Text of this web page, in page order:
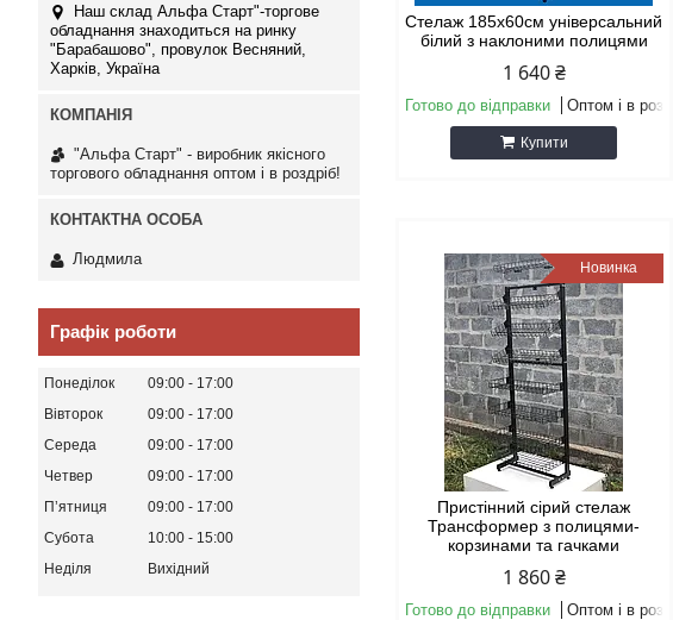
Стелаж 185х60см універсальний
білий з наклоними полицями
1 640 ₴
Готово до відправки Оптом і в
Купити
Новинка
Пристінний сірий стелаж
Трансформер з полицями-
корзинами та гачками
1 860 ₴
Готово до відправки Оптом і в
Наш склад Альфа Старт"-торгове
обладнання знаходиться на ринку
"Барабашово", провулок Весняний,
Харків, Україна
"Альфа Старт" - виробник якісного
торгового обладнання оптом і в роздріб!
Людмила
Графік роботи
Понеділок 09:00
17:00
Вівторок
09:00
17:00
Середа
09:00
17:00
Четвер
09:00
17:00
Пʼятниця
09:00
17:00
Субота
10:00
15:00
Неділя
Вихідний